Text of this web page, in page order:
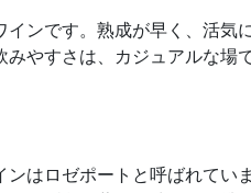
ンです。熟成が早く、活気
やすさは、カジュアルな場
はロゼポートと呼ばれてい